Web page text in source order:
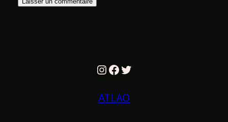
Instagram
Facebook
Twitter
ATLAO